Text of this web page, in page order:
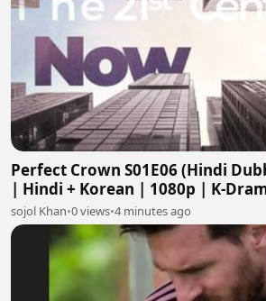
Perfect Crown S01E06 (Hindi
| Hindi + Korean | 1080p | K-
sojol Khan•0 views•4 minutes ago